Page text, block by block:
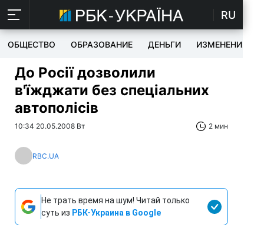
RU
ОБЩЕСТВО ОБРАЗОВАНИЕ ДЕНЬГИ ИЗМЕНЕНИЯ
До Росії дозволили
в'їжджати без спеціальних
автополісів
10:34 20.05.2008 Вт 2 мин
RBC.UA
Не трать время на шум! Читай только
суть из РБК-Украина в Google